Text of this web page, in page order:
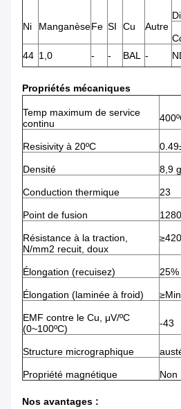
Ni ManganèseFe SI Cu Autre
44 1,0 - - BAL -
Propriétés mécaniques
Temp maximum de service
continu
Resisivity à 20ºC
Densité 8,9
Conduction thermique 23
Point de fusion
Résistance à la traction,
N/mm2 recuit, doux
Élongation (recuisez)
Élongation (laminée à froid)
EMF contre le Cu, μV/ºC
(0~100ºC)
-43
Structure micrographique
Propriété magnétique Non
Nos avantages :